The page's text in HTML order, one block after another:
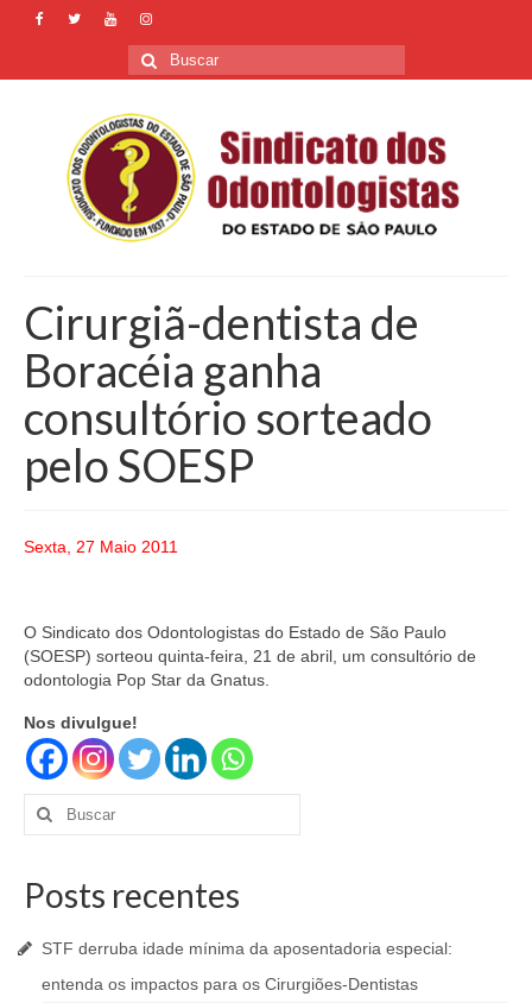
Buscar
por:
Cirurgiã-dentista de
Boracéia ganha
consultório sorteado
pelo SOESP
Sexta, 27 Maio 2011
O Sindicato dos Odontologistas do Estado de São Paulo
(SOESP) sorteou quinta-feira, 21 de abril, um consultório de
odontologia Pop Star da Gnatus.
Nos divulgue!
Buscar
por:
Posts recentes
STF derruba idade mínima da aposentadoria especial:
entenda os impactos para os Cirurgiões-Dentistas